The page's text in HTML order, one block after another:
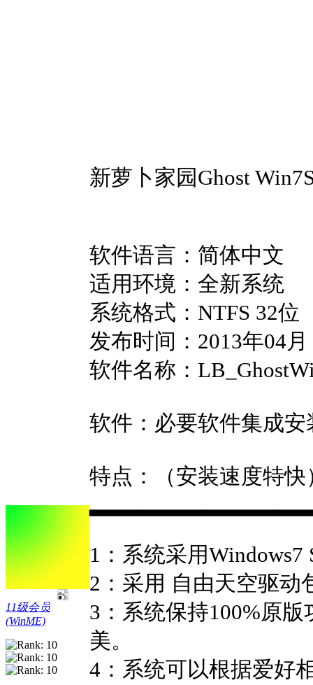
11级会员
(WinME)
新萝卜家园Ghost
软件语言：简体中文
适用环境：全新系统
系统格式：NTFS 32位
发布时间：2013年04月
软件名称：
软件：必要软件集成安
特点：（安装速度特快
1：系统采用
2：采用 自由天空驱动
3：系统保持100%原
美。
4：系统可以根据爱好